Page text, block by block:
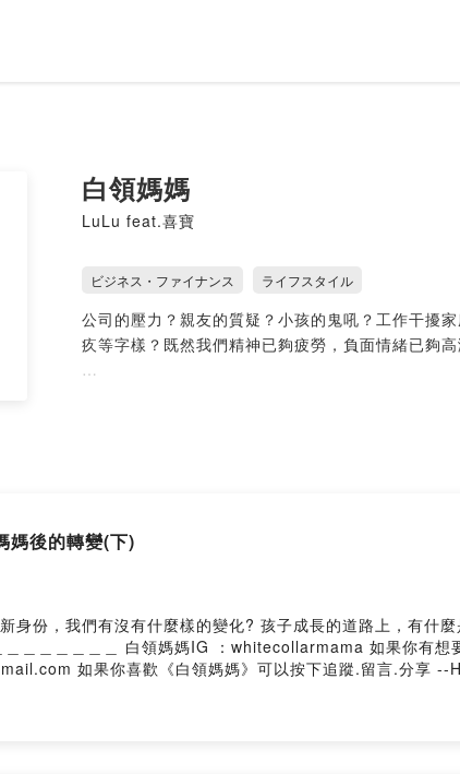
白領媽媽
LuLu feat.喜寶
ビジネス・ファイナンス ライフスタイル
公司的壓力？親友的質疑？小孩的鬼吼？工作干擾
疚等字樣？既然我們精神已夠疲勞，負面情緒已夠
「白領媽媽」是一個專為現代女性打造的Podcast
媽後的轉變(下)
有沒有什麼樣的變化? 孩子成長的道路上，有什麼是我們需要注意或是擔心的? 本集邀
箱